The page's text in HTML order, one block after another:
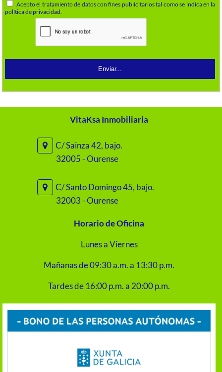
Acepto el tratamiento de datos con fines publicitarios tal como se indica en la
política de privacidad.
VitaKsa Inmobiliaria
C/ Sainza 42, bajo.
32005 - Ourense
C/ Santo Domingo 45, bajo.
32003 - Ourense
Horario de Oficina
Lunes a Viernes
Mañanas de 09:30 a.m. a 13:30 p.m.
Tardes de 16:00 p.m. a 20:00 p.m.